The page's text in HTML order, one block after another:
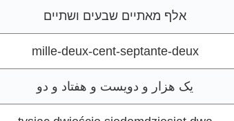
אלף מאתיים שבעים ושתיים
mille-deux-cent-septante-deux
یک هزار و دویست و هفتاد و دو